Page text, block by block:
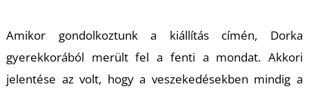
Amikor gondolkoztunk a kiállítás címén, Dorka
gyerekkorából merült fel a fenti a mondat. Akkori
jelentése az volt, hogy a veszekedésekben mindig a